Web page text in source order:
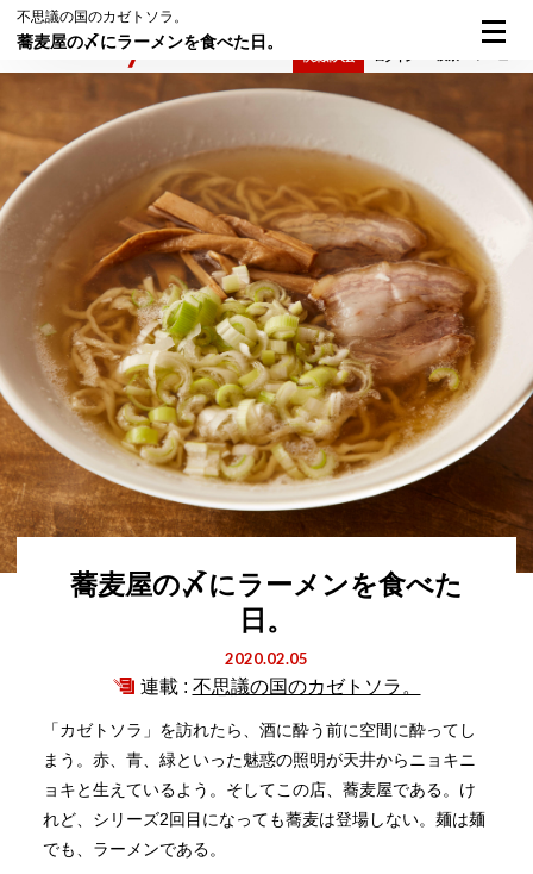
不思議の国のカゼトソラ。
蕎麦屋の〆にラーメンを食べた日。
蕎麦屋の〆にラーメンを食べた
日。
2020.02.05
連載 : 不思議の国のカゼトソラ。
「カゼトソラ」を訪れたら、酒に酔う前に空間に酔ってし
まう。赤、青、緑といった魅惑の照明が天井からニョキニ
ョキと生えているよう。そしてこの店、蕎麦屋である。け
れど、シリーズ2回目になっても蕎麦は登場しない。麺は麺
でも、ラーメンである。